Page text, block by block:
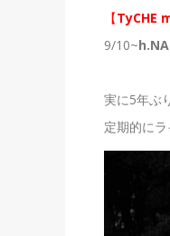
【TyCHE
9/10~
実に5年ぶ
定期的に